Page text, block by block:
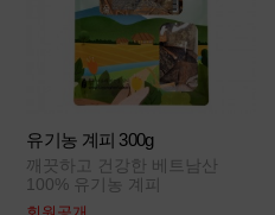
유기농 계피 300g
깨끗하고 건강한 베트남산
100% 유기농 계피